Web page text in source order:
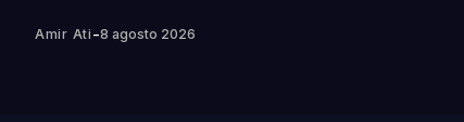
Amir Ati -8 agosto 2026